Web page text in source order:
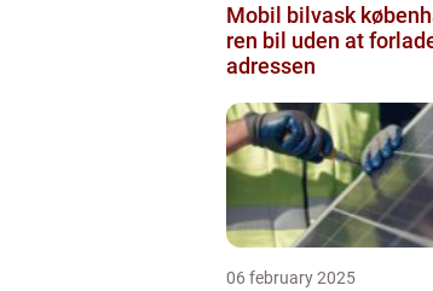
Mobil bilvask
ren bil uden at
adressen
06 february 2025